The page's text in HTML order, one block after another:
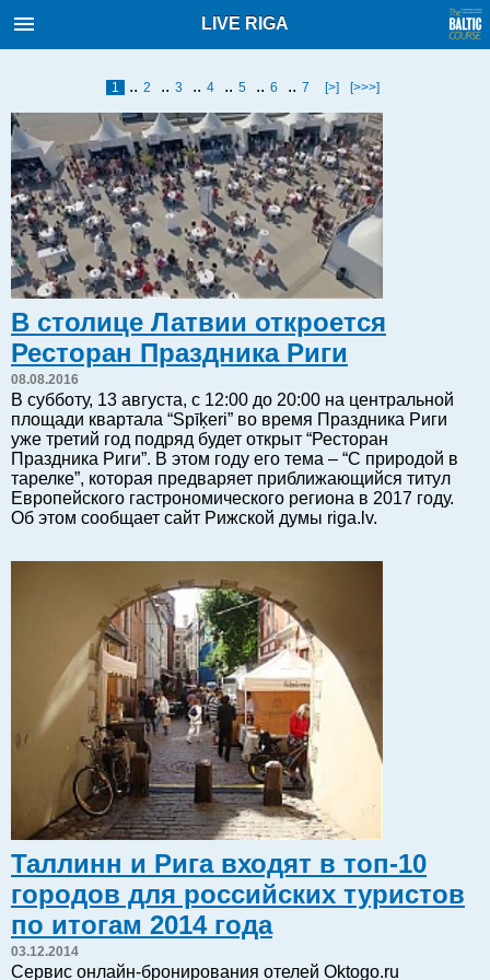
Балтийский курс. Новости и
аналитика
English
Очерки по новейшей истории
Латвии
Хорошо для дела
Аналитика
Транспорт
Энергетика
Недвижимость
Финансы
Технологии
Рынки и компании
Балтийский экспорт
ЕС - Балтия
Балтия - СНГ
Люди дела
Право
Круглый стол
Образование и наука
Экономическая история
Прямая речь
Благотворительность
Форумы
Книга
Архив
Сергей Тюленев: студия
LIVE RIGA
1 .. 2 .. 3 .. 4 .. 5 .. 6 .. 7 [>] [>>>]
В столице Латвии откроется
Ресторан Праздника Риги
08.08.2016
В субботу, 13 августа, с 12:00 до 20:00 на центральной
площади квартала “Spīķeri” во время Праздника Риги
уже третий год подряд будет открыт “Ресторан
Праздника Риги”. В этом году его тема – “С природой в
тарелке”, которая предваряет приближающийся титул
Европейского гастрономического региона в 2017 году.
Об этом сообщает сайт Рижской думы riga.lv.
Таллинн и Рига входят в топ-10
городов для российских туристов
по итогам 2014 года
03.12.2014
Сервис онлайн-бронирования отелей Oktogo.ru